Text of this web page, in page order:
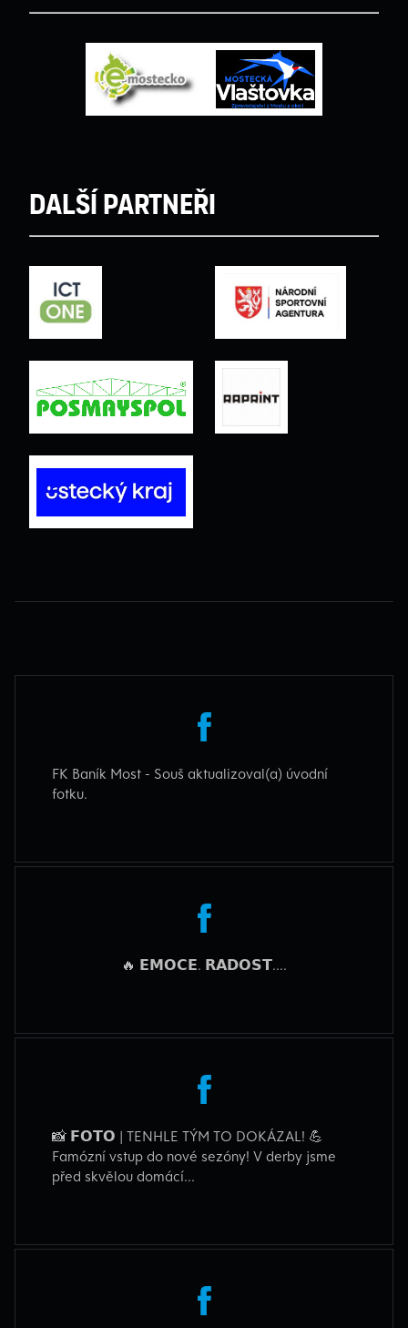
Další partneři
FK Baník Most - Souš aktualizoval(a) úvodní
fotku.
🔥 𝗘𝗠𝗢𝗖𝗘. 𝗥𝗔𝗗𝗢𝗦𝗧....
📸 𝗙𝗢𝗧𝗢 | TENHLE TÝM TO DOKÁZAL! 💪
Famózní vstup do nové sezóny! V derby jsme
před skvělou domácí...